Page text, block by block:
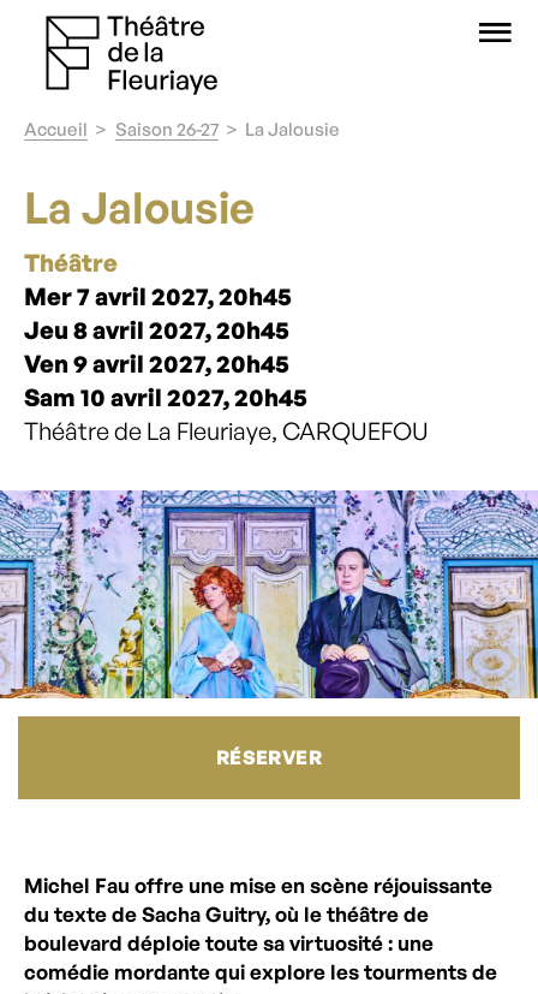
Accueil Saison 26-27 La Jalousie
La Jalousie
Théâtre
Mer 7 avril 2027, 20h45
Jeu 8 avril 2027, 20h45
Ven 9 avril 2027, 20h45
Sam 10 avril 2027, 20h45
Théâtre de La Fleuriaye, CARQUEFOU
RÉSERVER
Michel Fau offre une mise en scène réjouissante
du texte de Sacha Guitry, où le théâtre de
boulevard déploie toute sa virtuosité : une
comédie mordante qui explore les tourments de